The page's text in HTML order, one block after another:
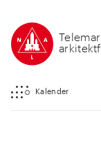
Kalender